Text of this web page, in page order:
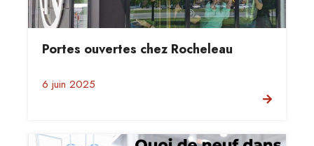
Portes ouvertes chez Rocheleau
6 juin 2025